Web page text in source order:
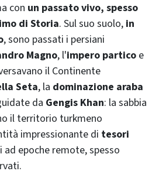
con un passato vivo, spesso
di Storia. Sul suo suolo, in
, sono passati i persiani
Magno, l'impero partico e
il Continente
Seta, la dominazione araba
da Gengis Khan: la sabbia
il territorio turkmeno
impressionante di tesori
ad epoche remote, spesso